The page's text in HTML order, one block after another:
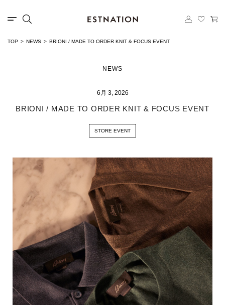
TOP NEWS BRIONI / MADE TO ORDER KNIT & FOCUS EVENT
NEWS
6月 3, 2026
BRIONI / MADE TO ORDER KNIT & FOCUS EVENT
STORE EVENT